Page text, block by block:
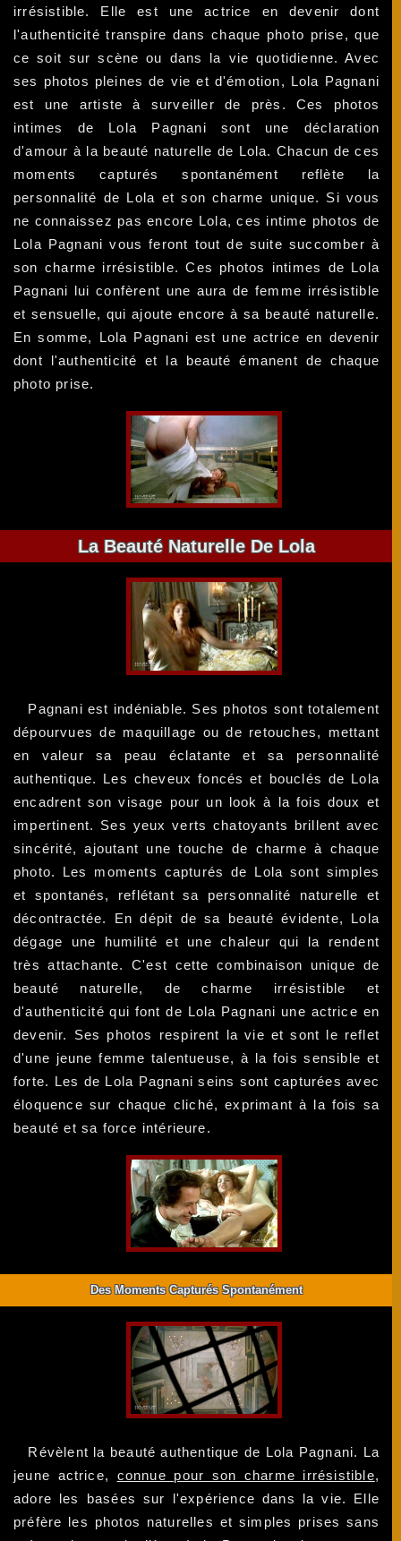
irrésistible. Elle est une actrice en devenir dont
l'authenticité transpire dans chaque photo prise, que
ce soit sur scène ou dans la vie quotidienne. Avec
ses photos pleines de vie et d'émotion, Lola Pagnani
est une artiste à surveiller de près. Ces photos
intimes de Lola Pagnani sont une déclaration
d'amour à la beauté naturelle de Lola. Chacun de ces
moments capturés spontanément reflète la
personnalité de Lola et son charme unique. Si vous
ne connaissez pas encore Lola, ces intime photos de
Lola Pagnani vous feront tout de suite succomber à
son charme irrésistible. Ces photos intimes de Lola
Pagnani lui confèrent une aura de femme irrésistible
et sensuelle, qui ajoute encore à sa beauté naturelle.
En somme, Lola Pagnani est une actrice en devenir
dont l'authenticité et la beauté émanent de chaque
photo prise.
La Beauté Naturelle De Lola
Pagnani est indéniable. Ses photos sont totalement
dépourvues de maquillage ou de retouches, mettant
en valeur sa peau éclatante et sa personnalité
authentique. Les cheveux foncés et bouclés de Lola
encadrent son visage pour un look à la fois doux et
impertinent. Ses yeux verts chatoyants brillent avec
sincérité, ajoutant une touche de charme à chaque
photo. Les moments capturés de Lola sont simples
et spontanés, reflétant sa personnalité naturelle et
décontractée. En dépit de sa beauté évidente, Lola
dégage une humilité et une chaleur qui la rendent
très attachante. C'est cette combinaison unique de
beauté naturelle, de charme irrésistible et
d'authenticité qui font de Lola Pagnani une actrice en
devenir. Ses photos respirent la vie et sont le reflet
d'une jeune femme talentueuse, à la fois sensible et
forte. Les de Lola Pagnani seins sont capturées avec
éloquence sur chaque cliché, exprimant à la fois sa
beauté et sa force intérieure.
Des Moments Capturés Spontanément
Révèlent la beauté authentique de Lola Pagnani. La
jeune actrice, connue pour son charme irrésistible,
adore les basées sur l'expérience dans la vie. Elle
préfère les photos naturelles et simples prises sans